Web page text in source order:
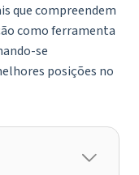
que compreendem
como ferramenta
se
posições no